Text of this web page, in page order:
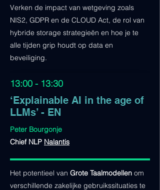
Verken de impact van wetgeving zoals
NIS2, GDPR en de CLOUD Act, de rol van
hybride storage strategieën en hoe je te
alle tijden grip houdt op data en
beveiliging.
13:00 - 13:30
‘Explainable AI in the age of
LLMs’ - EN
Peter Bourgonje
Chief NLP Nalantis
Het potentieel van Grote Taalmodellen om
verschillende zakelijke gebruikssituaties te